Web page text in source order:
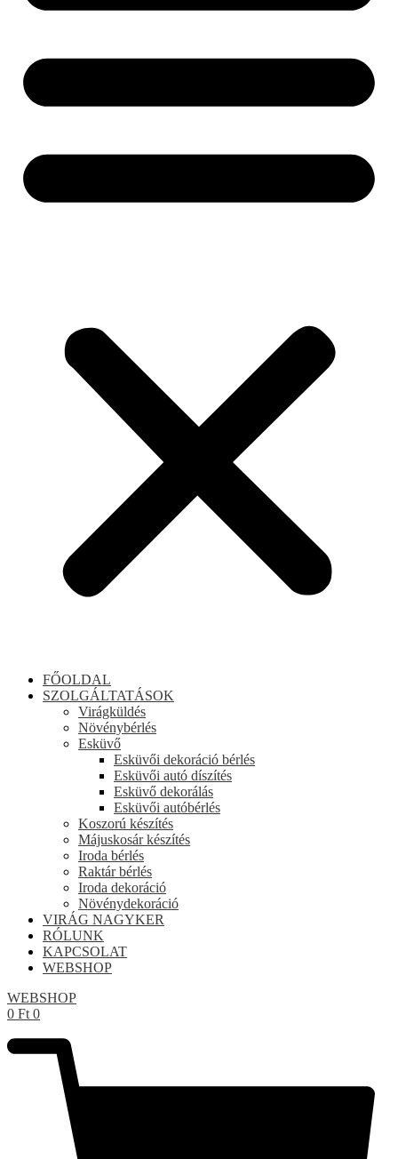
FŐOLDAL
SZOLGÁLTATÁSOK
Virágküldés
Növénybérlés
Esküvő
Esküvői dekoráció bérlés
Esküvői autó díszítés
Esküvő dekorálás
Esküvői autóbérlés
Koszorú készítés
Májuskosár készítés
Iroda bérlés
Raktár bérlés
Iroda dekoráció
Növénydekoráció
VIRÁG NAGYKER
RÓLUNK
KAPCSOLAT
WEBSHOP
WEBSHOP
0 Ft 0